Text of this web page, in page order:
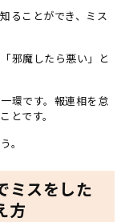
ることができ、ミス
邪魔したら悪い」と
環です。報連相を怠
とです。
。
ミスをした
方